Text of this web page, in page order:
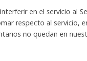
en el servicio al
respecto al servicio,
no quedan en